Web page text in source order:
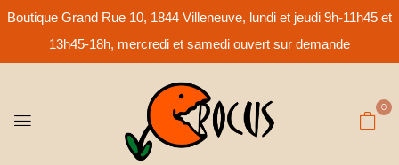
Boutique Grand Rue 10, 1844 Villeneuve, lundi et jeudi 9h-11h45 et
13h45-18h, mercredi et samedi ouvert sur demande
0